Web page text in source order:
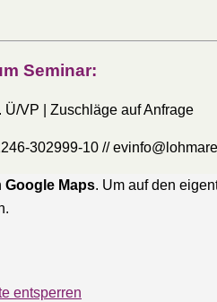
Seminar:
VP | Zuschläge auf Anfrage
302999-10 //
Google Maps. Um auf den
entsperren